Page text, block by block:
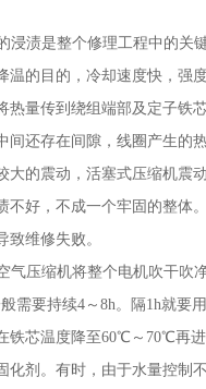
浸渍是整个修理工程中的
温的目的，冷却速度快，强
热量传到绕组端部及定子铁
间还存在间隙，线圈产生的
大的震动，活塞式压缩机震
不好，不成一个牢固的整体
维修失败。
气压缩机将整个电机吹干
需要持续4～8h。隔1h就要
铁芯温度降至60℃～70℃再
化剂。有时，由于水量控